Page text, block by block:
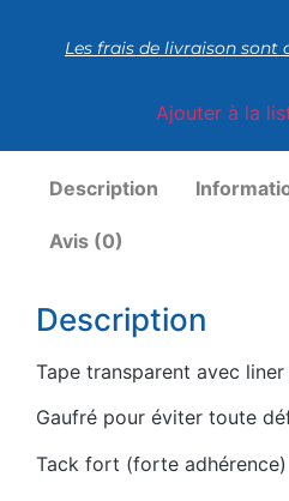
Les frais de livraison sont
Ajouter à la
Description
Avis (0)
Description
Tape transparent avec
Gaufré pour éviter toute
Tack fort (forte adhérence)